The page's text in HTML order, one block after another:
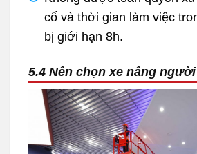
cố và thời gian làm việc
bị giới hạn 8h.
5.4 Nên chọn xe nâng